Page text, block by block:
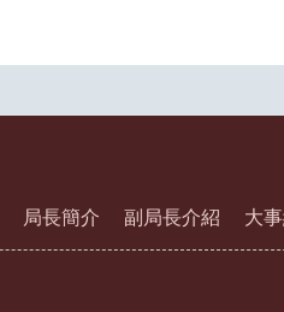
局長簡介 副局長介紹 大